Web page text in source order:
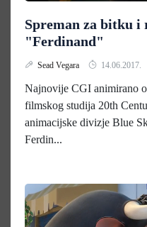
Spreman za bitku i
"Ferdinand"
Sead Vegara 14.06.2017.
Najnovije CGI animirano
filmskog studija 20th
animacijske divizje Blue
Ferdin...